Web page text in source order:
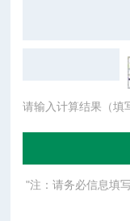
请输入计算结果（填
"注：请务必信息填